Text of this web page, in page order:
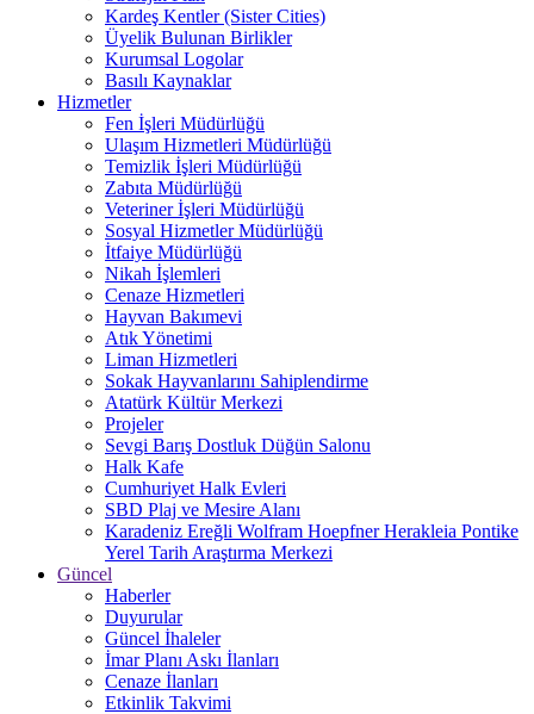
Kardeş Kentler (Sister Cities)
Üyelik Bulunan Birlikler
Kurumsal Logolar
Basılı Kaynaklar
Hizmetler
Fen İşleri Müdürlüğü
Ulaşım Hizmetleri Müdürlüğü
Temizlik İşleri Müdürlüğü
Zabıta Müdürlüğü
Veteriner İşleri Müdürlüğü
Sosyal Hizmetler Müdürlüğü
İtfaiye Müdürlüğü
Nikah İşlemleri
Cenaze Hizmetleri
Hayvan Bakımevi
Atık Yönetimi
Liman Hizmetleri
Sokak Hayvanlarını Sahiplendirme
Atatürk Kültür Merkezi
Projeler
Sevgi Barış Dostluk Düğün Salonu
Halk Kafe
Cumhuriyet Halk Evleri
SBD Plaj ve Mesire Alanı
Karadeniz Ereğli Wolfram Hoepfner Herakleia Pontike
Yerel Tarih Araştırma Merkezi
Güncel
Haberler
Duyurular
Güncel İhaleler
İmar Planı Askı İlanları
Cenaze İlanları
Etkinlik Takvimi